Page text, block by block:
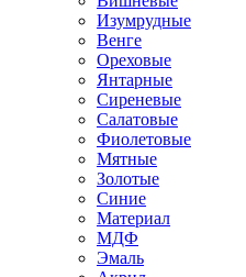
Изумрудные
Венге
Ореховые
Янтарные
Сиреневые
Салатовые
Фиолетовые
Мятные
Золотые
Синие
Материал
МДФ
Эмаль